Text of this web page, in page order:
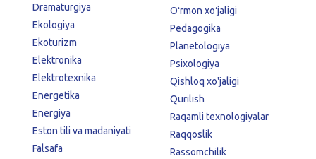
Dramaturgiya
Ekologiya
Ekoturizm
Elektronika
Elektrotexnika
Energetika
Energiya
Eston tili va madaniyati
Falsafa
Oʻrmon xoʻjaligi
Pedagogika
Planetologiya
Psixologiya
Qishloq xo'jaligi
Qurilish
Raqamli texnologiyalar
Raqqoslik
Rassomchilik